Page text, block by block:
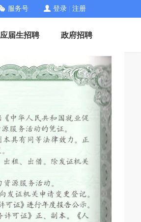
服务号 登录 注册
应届生招聘 政府招聘